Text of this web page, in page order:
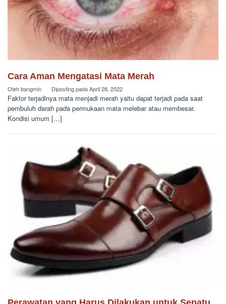
Cara Aman Mengatasi Mata Merah
Olehbangmin Diposting padaApril 28, 2022
Faktor terjadinya mata menjadi merah yaitu dapat terjadi pada saat
pembuluh darah pada permukaan mata melebar atau membesar.
Kondisi umum […]